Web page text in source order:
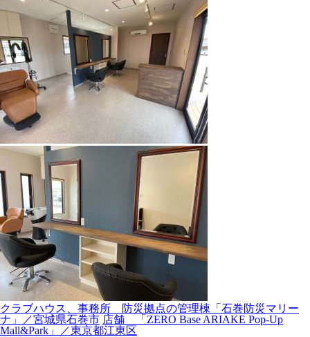
クラブハウス、事務所 防災拠点の管理棟「石巻防災マリー
ナ」／宮城県石巻市 店舗 「ZERO Base ARIAKE Pop-Up
Mall&Park」／東京都江東区